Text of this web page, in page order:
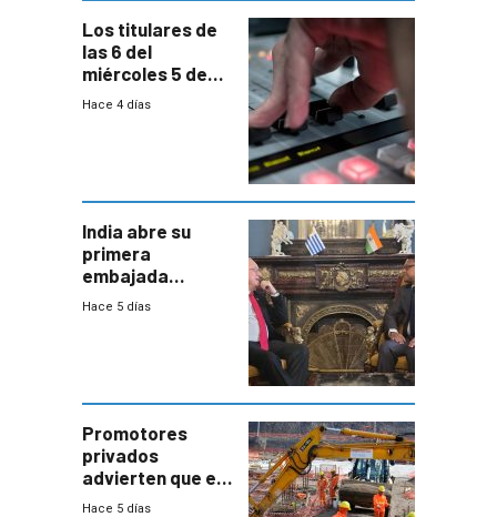
Los titulares de
las 6 del
miércoles 5 de
agosto de 2026
Hace 4 días
India abre su
primera
embajada
residente en
enorme
potencial
Hace 5 días
Promotores
privados
advierten que el
nuevo convenio
Hace 5 días